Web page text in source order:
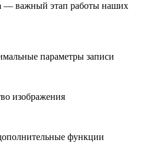
— важный этап работы наших
параметры записи
изображения
функции